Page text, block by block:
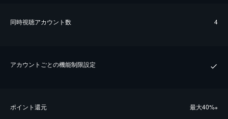
同時視聴アカウント数 4
アカウントごとの機能制限設定
ポイント還元 最⼤40%※